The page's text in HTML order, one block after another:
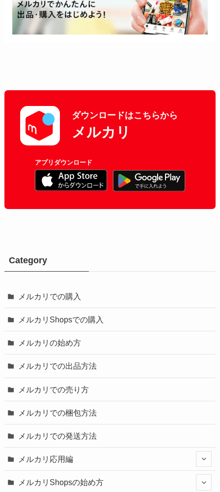
ダウンロードはこちらから
メルカリ
アプリダウンロード
Category
メルカリでの購入
メルカリShopsでの購入
メルカリの始め方
メルカリでの出品方法
メルカリでの売り方
メルカリでの梱包方法
メルカリでの発送方法
メルカリ応用編
メルカリShopsの始め方